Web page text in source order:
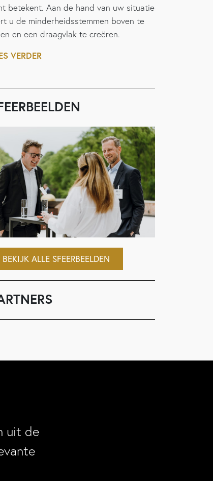
betekent. Aan de hand van uw situatie
u de minderheidsstemmen boven te
en een draagvlak te creëren.
VERDER
BEKIJK ALLE SFEERBEELDEN
uit de